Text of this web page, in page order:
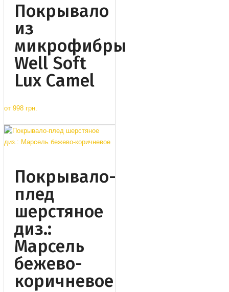
Покрывало
из
микрофибры
Well Soft
Lux Camel
от 998 грн.
Покрывало-
плед
шерстяное
диз.:
Марсель
бежево-
коричневое